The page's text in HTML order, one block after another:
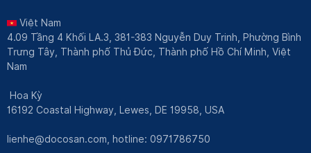
Việt Nam
4.09 Tầng 4 Khối LA.3, 381-383 Nguyễn Duy Trinh, Phường Bình
Trưng Tây, Thành phố Thủ Đức, Thành phố Hồ Chí Minh, Việt
Nam
Hoa Kỳ
16192 Coastal Highway, Lewes, DE 19958, USA
lienhe@docosan.com , hotline: 0971786750